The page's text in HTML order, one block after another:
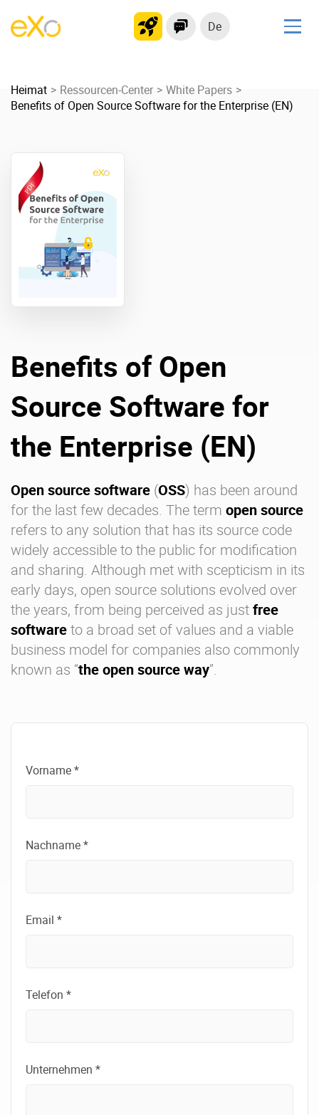
De
kollaborationsplattform
Soziales Netzwerk
Produkt
Plattform-Übersicht
Warum eXo
Über uns
Karriere
Kontakt
Testen Sie eXo
Heimat Ressourcen-Center
White Papers
Benefits of Open Source Software for the Enterprise (EN)
Benefits of Open
Source Software for
the Enterprise (EN)
Open source software (OSS) has been around
for the last few decades. The term open source
refers to any solution that has its source code
widely accessible to the public for modification
and sharing. Although met with scepticism in its
early days, open source solutions evolved over
the years, from being perceived as justfree
softwareto a broad set of values and a viable
business model for companies also commonly
known as “the open source way”.
Vorname *
Nachname *
Email *
Telefon *
Unternehmen *